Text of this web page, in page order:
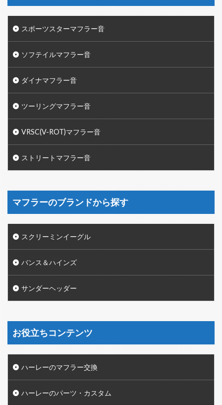
スポーツスターマフラー音
ソフテイルマフラー音
ダイナマフラー音
ツーリングマフラー音
VRSC(V-ROT)マフラー音
ストリートマフラー音
マフラーのブランドから探す
スクリーミンイーグル
バンス＆ハインズ
サンダーヘッダー
お役立ちコンテンツ
ハーレーのマフラー交換
ハーレーのパーツ・カスタム